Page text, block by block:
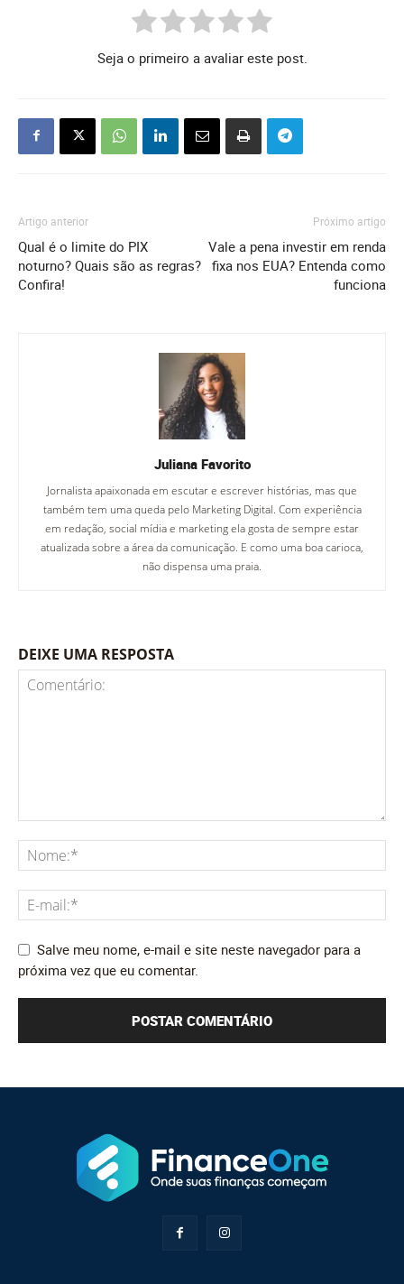
Seja o primeiro a avaliar este post.
Artigo anterior
Qual é o limite do PIX
noturno? Quais são as regras?
Confira!
Próximo artigo
Vale a pena investir em renda
fixa nos EUA? Entenda como
funciona
Juliana Favorito
Jornalista apaixonada em escutar e escrever histórias, mas que
também tem uma queda pelo Marketing Digital. Com experiência
em redação, social mídia e marketing ela gosta de sempre estar
atualizada sobre a área da comunicação. E como uma boa carioca,
não dispensa uma praia.
DEIXE UMA RESPOSTA
Salve meu nome, e-mail e site neste navegador para a
próxima vez que eu comentar.